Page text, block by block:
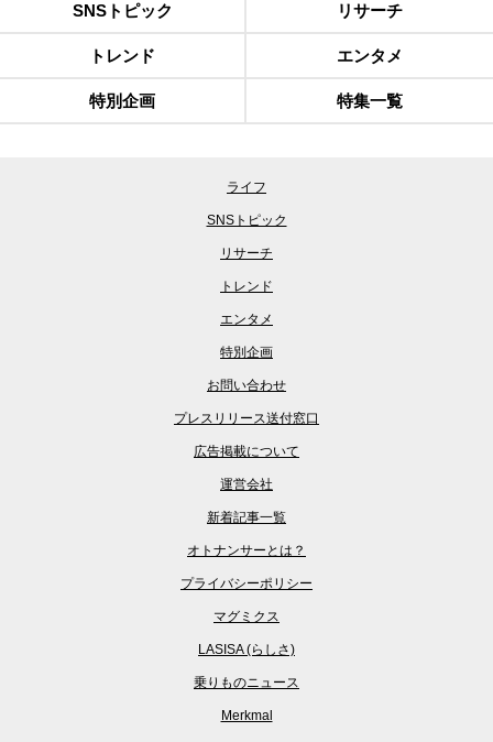
SNSトピック リサーチ
トレンド エンタメ
特別企画 特集一覧
ライフ
SNSトピック
リサーチ
トレンド
エンタメ
特別企画
お問い合わせ
プレスリリース送付窓口
広告掲載について
運営会社
新着記事一覧
オトナンサーとは？
プライバシーポリシー
マグミクス
LASISA (らしさ)
乗りものニュース
Merkmal